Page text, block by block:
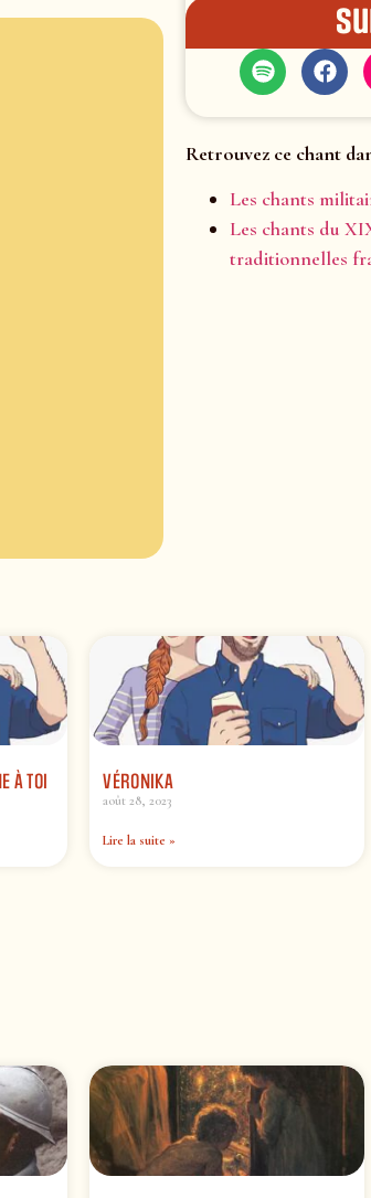
Retrouvez ce chant
Les chants
Les chants du
traditionnelles
À TOI VÉRONIKA
août 28, 2023
Lire la suite »